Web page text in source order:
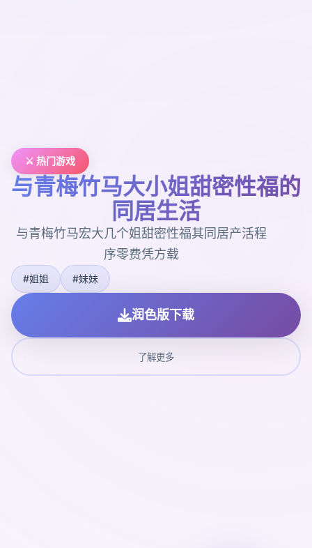
⚔️ 热门游戏
与青梅竹马大小姐甜密性福的
同居生活
与青梅竹马宏大几个姐甜密性福其同居产活程
序零费凭方载
#姐姐 #妹妹
润色版下载
了解更多